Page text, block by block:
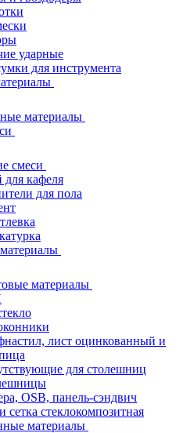
ударные
для инструмента
материалы
смеси
для кафеля
для пола
материалы
лист оцинкованный и
для столешниц
OSB, панель-сэндвич
сетка стеклокомпозитная
материалы